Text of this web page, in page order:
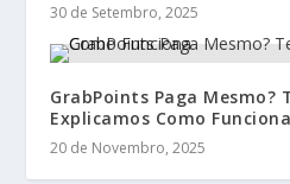
30 de Setembro, 2025
GrabPoints Paga Mesmo?
Explicamos Como Funciona
20 de Novembro, 2025